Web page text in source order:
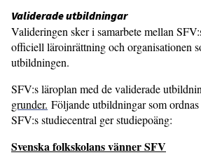
Validerade utbildningar
Valideringen sker i samarbete mellan
officiell läroinrättning och organisationen
utbildningen.
SFV:s läroplan med de validerade
grunder. Följande utbildningar som ordnas
SFV:s studiecentral ger studiepoäng:
Svenska folkskolans vänner SFV